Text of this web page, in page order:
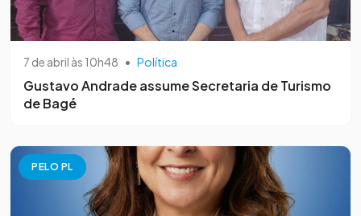
7 de abril às 10h48 • Política
Gustavo Andrade assume Secretaria de Turismo
de Bagé
PELO PL